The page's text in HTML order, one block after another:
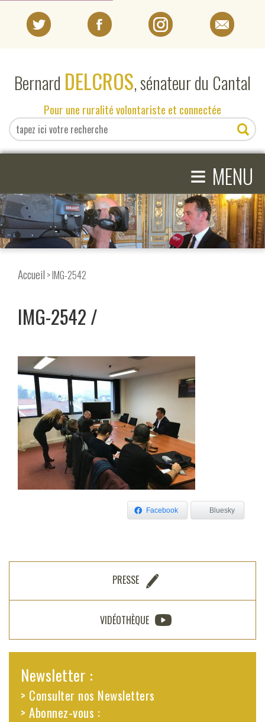
Bernard DELCROS, sénateur du Cantal
Pour une ruralité volontariste et connectée
≡ MENU
EN DIRECT DU SÉNAT
EN DIRECT DU CANTAL
COMPRENDRE LE SÉNAT
Accueil > IMG-2542
IMG-2542
Facebook Bluesky
PRESSE
VIDÉOTHÈQUE
Newsletter :
> Consulter nos Newsletters
> Abonnez-vous :